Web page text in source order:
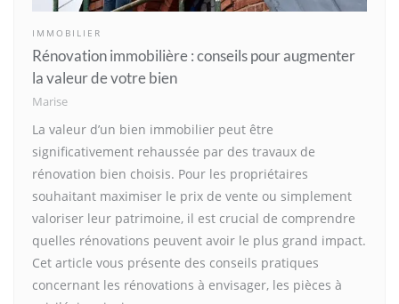
IMMOBILIER
Rénovation immobilière : conseils pour augmenter
la valeur de votre bien
Marise
La valeur d’un bien immobilier peut être
significativement rehaussée par des travaux de
rénovation bien choisis. Pour les propriétaires
souhaitant maximiser le prix de vente ou simplement
valoriser leur patrimoine, il est crucial de comprendre
quelles rénovations peuvent avoir le plus grand impact.
Cet article vous présente des conseils pratiques
concernant les rénovations à envisager, les pièces à